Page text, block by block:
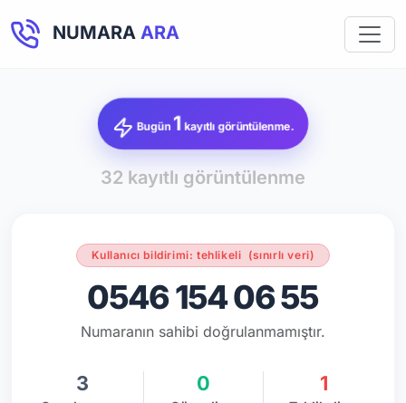
NUMARA ARA
Bugün 1 kayıtlı görüntülenme.
32 kayıtlı görüntülenme
Kullanıcı bildirimi: tehlikeli (sınırlı veri)
0546 154 06 55
Numaranın sahibi doğrulanmamıştır.
3 0 1